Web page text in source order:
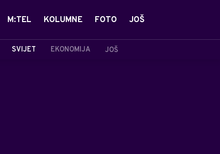
SVIJET EKONOMIJA JOŠ
M:TEL KOLUMNE FOTO JOŠ